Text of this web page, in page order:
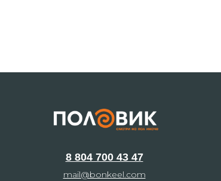
8 804 700 43 47
mail@bonkeel.com